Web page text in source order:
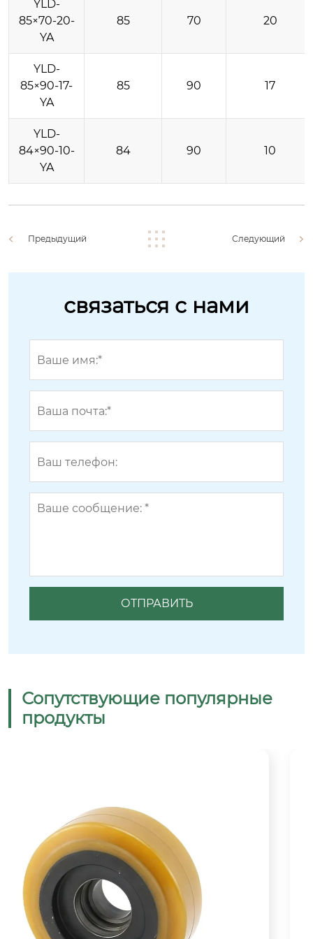
YLD-
85×70-20-
YA
85 70 20
YLD-
85×90-17-
YA
85 90 17
YLD-
84×90-10-
YA
84 90 10
Предыдущий Следующий
связаться с нами
Сопутствующие популярные
продукты